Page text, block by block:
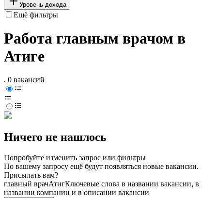
Уровень дохода
Ещё фильтры
Работа главным врачом в
Атиге
, 0 вакансий
Ничего не нашлось
Попробуйте изменить запрос или фильтры
По вашему запросу ещё будут появляться новые вакансии.
Присылать вам?
главный врачАтигКлючевые слова в названии вакансии, в
названии компании и в описании вакансии